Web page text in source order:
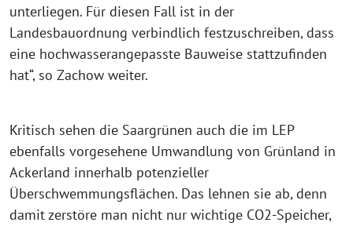
unterliegen. Für diesen Fall ist in der
Landesbauordnung verbindlich festzuschreiben, dass
eine hochwasserangepasste Bauweise stattzufinden
hat“, so Zachow weiter.
Kritisch sehen die Saargrünen auch die im LEP
ebenfalls vorgesehene Umwandlung von Grünland in
Ackerland innerhalb potenzieller
Überschwemmungsflächen. Das lehnen sie ab, denn
damit zerstöre man nicht nur wichtige CO2-Speicher,